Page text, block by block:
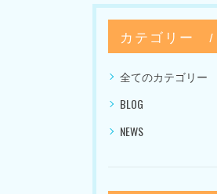
カテゴリー
全てのカテゴリー
BLOG
NEWS